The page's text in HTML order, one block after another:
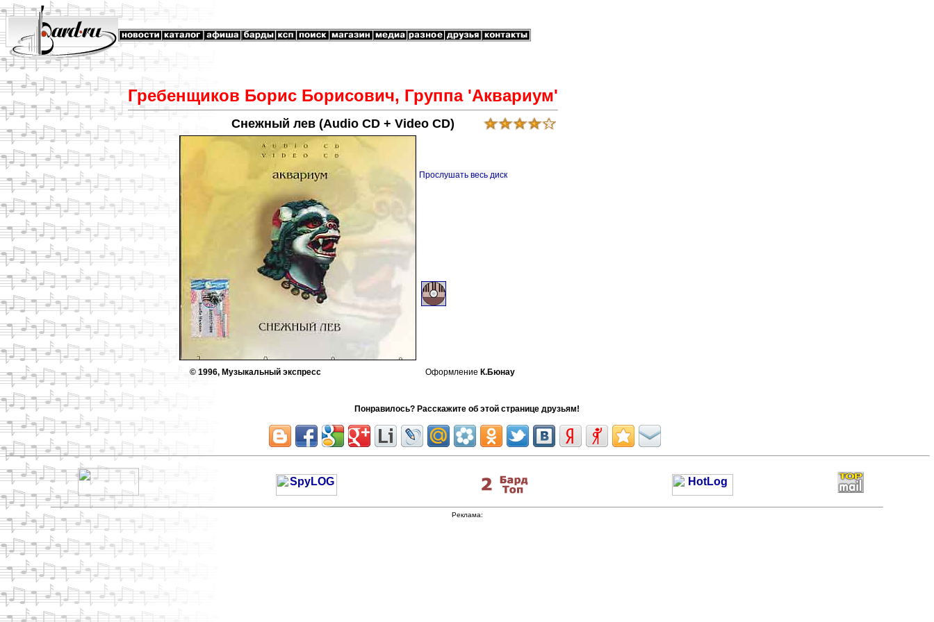
Гребенщиков Борис Борисович, Группа 'Аквариум'
Снежный лев (Audio CD + Video CD)
Прослушать весь диск
© 1996, Музыкальный экспресс Оформление К.Бюнау
Понравилось? Расскажите об этой странице друзьям!
Реклама: